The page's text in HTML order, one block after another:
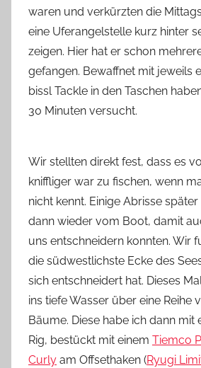
waren und verkürzten die
eine Uferangelstelle kurz hinter
zeigen. Hier hat er schon
gefangen. Bewaffnet mit jeweils
bissl Tackle in den Taschen
30 Minuten versucht.
Wir stellten direkt fest, dass es
kniffliger war zu fischen, wenn
nicht kennt. Einige Abrisse
dann wieder vom Boot, damit
uns entschneidern konnten. Wir
die südwestlichste Ecke des
sich entschneidert hat. Dieses
ins tiefe Wasser über eine Reihe
Bäume. Diese habe ich dann mit
Rig, bestückt mit einem Tiemco
Curly am Offsethaken (Ryugi